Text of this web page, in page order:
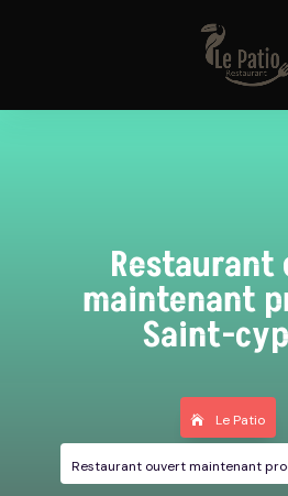
maintenant
Saint-
Le Patio
Restaurant ouvert maintenant